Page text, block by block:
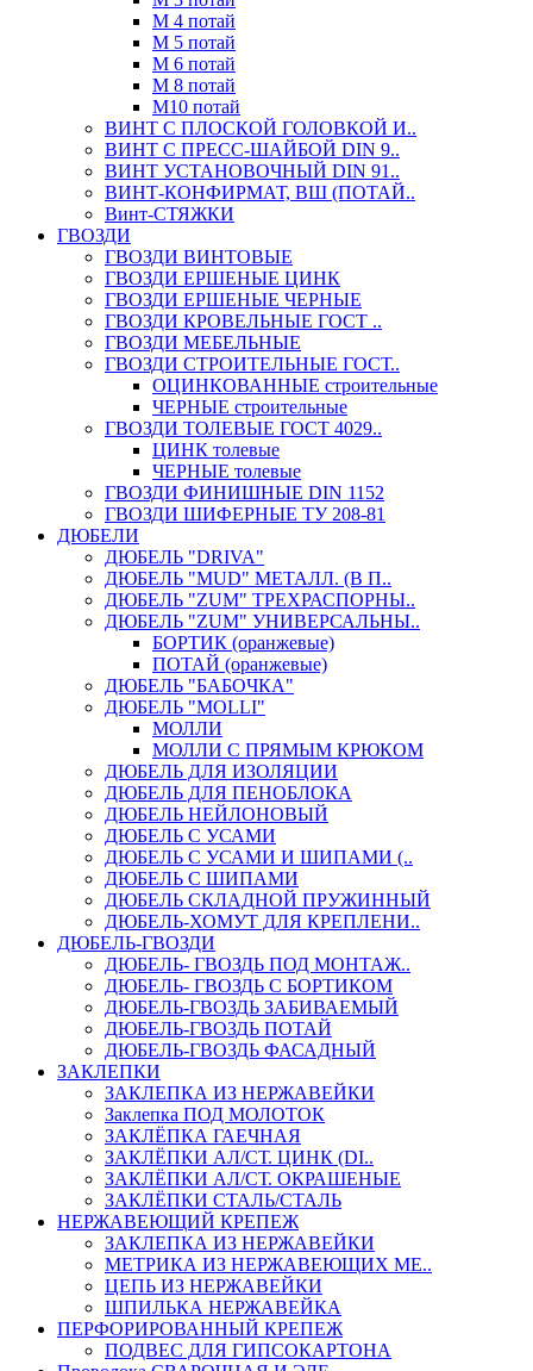
М 4 потай
М 5 потай
М 6 потай
М 8 потай
М10 потай
ВИНТ С ПЛОСКОЙ ГОЛОВКОЙ И..
ВИНТ С ПРЕСС-ШАЙБОЙ DIN 9..
ВИНТ УСТАНОВОЧНЫЙ DIN 91..
ВИНТ-КОНФИРМАТ, ВШ (ПОТАЙ..
Винт-СТЯЖКИ
ГВОЗДИ
ГВОЗДИ ВИНТОВЫЕ
ГВОЗДИ ЕРШЕНЫЕ ЦИНК
ГВОЗДИ ЕРШЕНЫЕ ЧЕРНЫЕ
ГВОЗДИ КРОВЕЛЬНЫЕ ГОСТ ..
ГВОЗДИ МЕБЕЛЬНЫЕ
ГВОЗДИ СТРОИТЕЛЬНЫЕ ГОСТ..
ОЦИНКОВАННЫЕ строительные
ЧЕРНЫЕ строительные
ГВОЗДИ ТОЛЕВЫЕ ГОСТ 4029..
ЦИНК толевые
ЧЕРНЫЕ толевые
ГВОЗДИ ФИНИШНЫЕ DIN 1152
ГВОЗДИ ШИФЕРНЫЕ ТУ 208-81
ДЮБЕЛИ
ДЮБЕЛЬ "DRIVA"
ДЮБЕЛЬ "MUD" МЕТАЛЛ. (В П..
ДЮБЕЛЬ "ZUM" ТРЕХРАСПОРНЫ..
ДЮБЕЛЬ "ZUM" УНИВЕРСАЛЬНЫ..
БОРТИК (оранжевые)
ПОТАЙ (оранжевые)
ДЮБЕЛЬ "БАБОЧКА"
ДЮБЕЛЬ "МOLLI"
МОЛЛИ
МОЛЛИ С ПРЯМЫМ КРЮКОМ
ДЮБЕЛЬ ДЛЯ ИЗОЛЯЦИИ
ДЮБЕЛЬ ДЛЯ ПЕНОБЛОКА
ДЮБЕЛЬ НЕЙЛОНОВЫЙ
ДЮБЕЛЬ С УСАМИ
ДЮБЕЛЬ С УСАМИ И ШИПАМИ (..
ДЮБЕЛЬ С ШИПАМИ
ДЮБЕЛЬ СКЛАДНОЙ ПРУЖИННЫЙ
ДЮБЕЛЬ-ХОМУТ ДЛЯ КРЕПЛЕНИ..
ДЮБЕЛЬ-ГВОЗДИ
ДЮБЕЛЬ- ГВОЗДЬ ПОД МОНТАЖ..
ДЮБЕЛЬ- ГВОЗДЬ С БОРТИКОМ
ДЮБЕЛЬ-ГВОЗДЬ ЗАБИВАЕМЫЙ
ДЮБЕЛЬ-ГВОЗДЬ ПОТАЙ
ДЮБЕЛЬ-ГВОЗДЬ ФАСАДНЫЙ
ЗАКЛЕПКИ
ЗАКЛЕПКА ИЗ НЕРЖАВЕЙКИ
Заклепка ПОД МОЛОТОК
ЗАКЛЁПКА ГАЕЧНАЯ
ЗАКЛЁПКИ АЛ/СТ. ЦИНК (DI..
ЗАКЛЁПКИ АЛ/СТ. ОКРАШЕНЫЕ
ЗАКЛЁПКИ СТАЛЬ/СТАЛЬ
НЕРЖАВЕЮЩИЙ КРЕПЕЖ
ЗАКЛЕПКА ИЗ НЕРЖАВЕЙКИ
МЕТРИКА ИЗ НЕРЖАВЕЮЩИХ МЕ..
ЦЕПЬ ИЗ НЕРЖАВЕЙКИ
ШПИЛЬКА НЕРЖАВЕЙКА
ПЕРФОРИРОВАННЫЙ КРЕПЕЖ
ПОДВЕС ДЛЯ ГИПСОКАРТОНА